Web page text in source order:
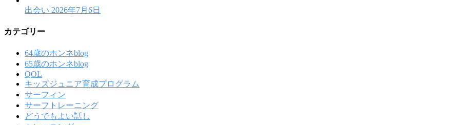
出会い 2026年7月6日
カテゴリー
64歳のホンネblog
65歳のホンネblog
QOL
キッズジュニア育成プログラム
サーフィン
サーフトレーニング
どうでもよい話し